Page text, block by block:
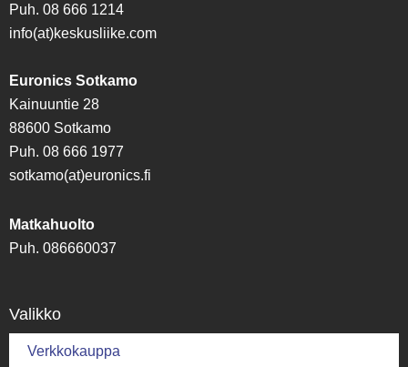
Puh. 08 666 1214
info(at)keskusliike.com
Euronics Sotkamo
Kainuuntie 28
88600 Sotkamo
Puh. 08 666 1977
sotkamo(at)euronics.fi
Matkahuolto
Puh. 086660037
Valikko
Verkkokauppa